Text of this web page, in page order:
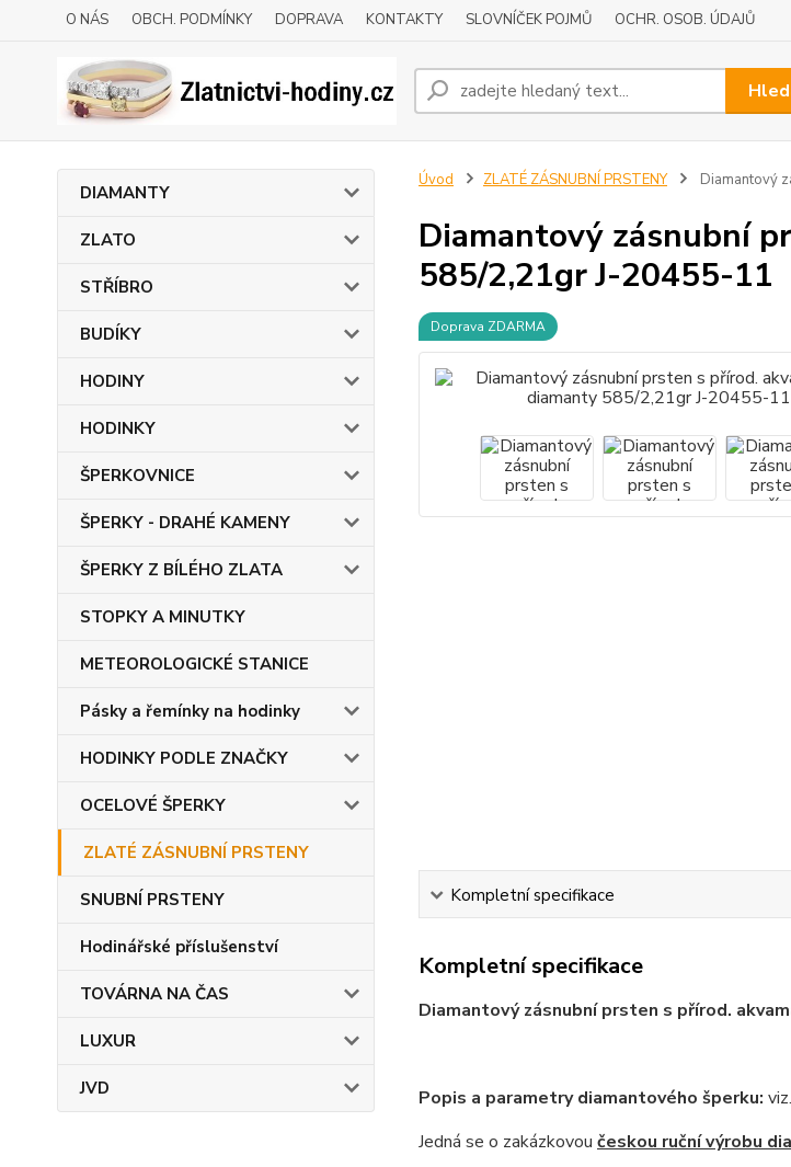
O NÁS OBCH. PODMÍNKY DOPRAVA KONTAKTY SLOVNÍČEK POJMŮ OCHR. OSOB. ÚDAJŮ
DIAMANTY
ZLATO
STŘÍBRO
BUDÍKY
HODINY
HODINKY
ŠPERKOVNICE
ŠPERKY - DRAHÉ KAMENY
ŠPERKY Z BÍLÉHO ZLATA
STOPKY A MINUTKY
METEOROLOGICKÉ STANICE
Pásky a řemínky na hodinky
HODINKY PODLE ZNAČKY
OCELOVÉ ŠPERKY
ZLATÉ ZÁSNUBNÍ PRSTENY
SNUBNÍ PRSTENY
Hodinářské příslušenství
TOVÁRNA NA ČAS
LUXUR
JVD
Úvod ZLATÉ ZÁSNUBNÍ PRSTENY Diamantový
Diamantový zásnubní
585/2,21gr J-20455-11
Doprava ZDARMA
Kompletní specifikace
Kompletní specifikace
Diamantový zásnubní prsten s přírod.
Popis a parametry diamantového šperku:
Jedná se o zakázkovou českou ruční výrobu